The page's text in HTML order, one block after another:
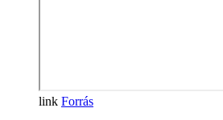
Forrás